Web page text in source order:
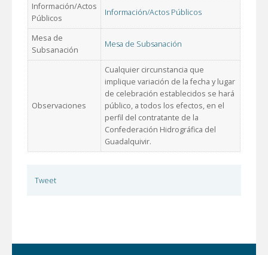
Información/Actos
Públicos
Información/Actos Públicos
Mesa de
Subsanación
Mesa de Subsanación
Observaciones
Cualquier circunstancia que
implique variación de la fecha y lugar
de celebración establecidos se hará
público, a todos los efectos, en el
perfil del contratante de la
Confederación Hidrográfica del
Guadalquivir.
Tweet